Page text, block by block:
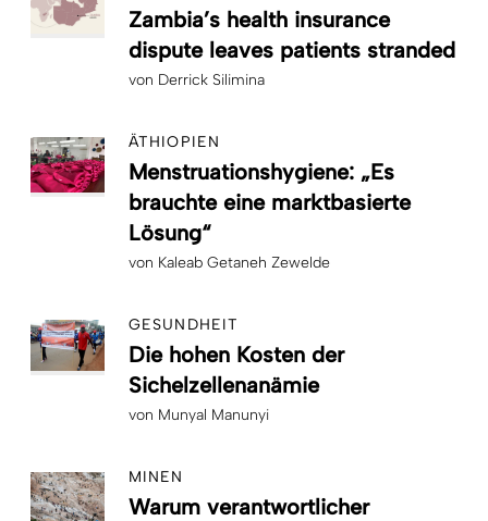
Zambia’s health insurance
dispute leaves patients stranded
von Derrick Silimina
ÄTHIOPIEN
Menstruationshygiene: „Es
brauchte eine marktbasierte
Lösung“
von Kaleab Getaneh Zewelde
GESUNDHEIT
Die hohen Kosten der
Sichelzellenanämie
von Munyal Manunyi
MINEN
Warum verantwortlicher